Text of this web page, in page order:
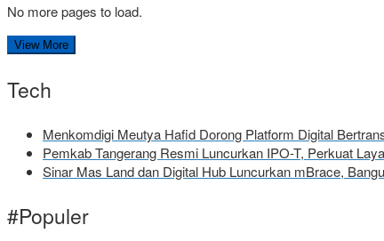
No more pages to load.
View More
Tech
Menkomdigi Meutya Hafid Dorong Platform Digital
Pemkab Tangerang Resmi Luncurkan IPO-T, Perkuat
Sinar Mas Land dan Digital Hub Luncurkan mBrace,
#Populer